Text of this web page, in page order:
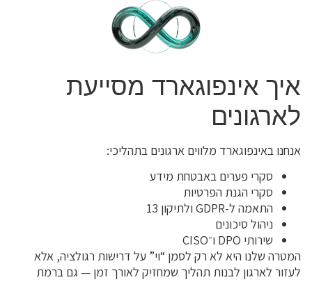
איך אינפוגארד מסייעת
לארגונים
אנחנו באינפוגארד מלווים ארגונים בתהליכי:
סקרי פערים באבטחת מידע
סקרי הגנת הפרטיות
התאמה ל-GDPR ולתיקון 13
ניהול סיכונים
שירותי DPO ו־CISO
המטרה שלנו היא לא רק לסמן “וי” על דרישות רגולציה, אלא
לעזור לארגון לבנות תהליך שמחזיק לאורך זמן — גם ברמת